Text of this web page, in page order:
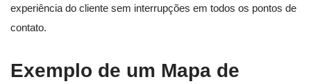
experiência do cliente sem interrupções em todos os pontos de
contato.
Exemplo de um Mapa de